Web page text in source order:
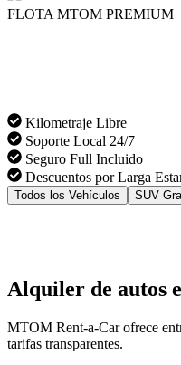
FLOTA MTOM PREMIUM
Kilometraje Libre
Soporte Local 24/7
Seguro Full Incluido
Descuentos por Larga
Todos los Vehículos SUV
Alquiler de autos
MTOM Rent-a-Car ofrece
tarifas transparentes.